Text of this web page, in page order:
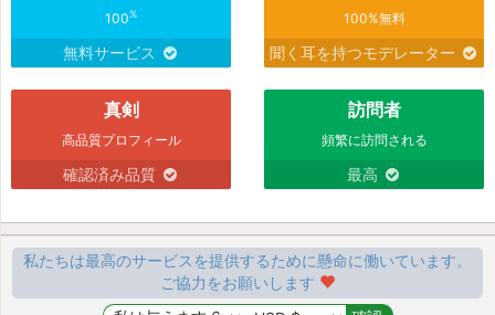
100%
無料サービス
100%無料
聞く耳を持つモデレーター
真剣
高品質プロフィール
確認済み品質
訪問者
頻繁に訪問される
最高
私たちは最高のサービスを提供するために懸命に働いています。
ご協力をお願いします